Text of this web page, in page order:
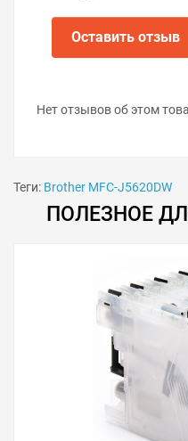
Оставить отзыв
Нет отзывов об этом
Теги: Brother MFC-J5620DW
ПОЛЕЗНОЕ